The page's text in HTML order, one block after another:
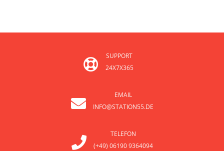
SUPPORT
24X7X365
EMAIL
INFO@STATION55.DE
TELEFON
(+49) 06190 9364094